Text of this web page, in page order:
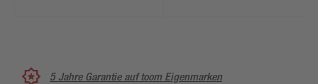
5 Jahre Garantie auf toom Eigenmarken